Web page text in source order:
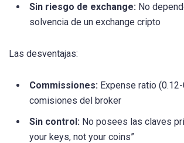
Sin riesgo de exchange: No
solvencia de un exchange cripto
Las desventajas:
Commissiones: Expense ratio
comisiones del broker
Sin control: No posees las claves
your keys, not your coins”